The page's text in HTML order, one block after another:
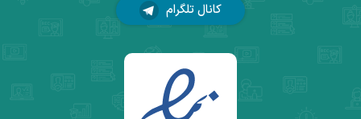
کانال تلگرام